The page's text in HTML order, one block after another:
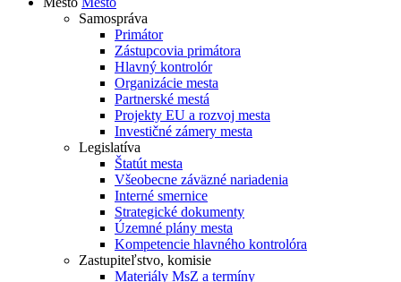
Samospráva
Primátor
Zástupcovia primátora
Hlavný kontrolór
Organizácie mesta
Partnerské mestá
Projekty EU a rozvoj mesta
Investičné zámery mesta
Legislatíva
Štatút mesta
Všeobecne záväzné nariadenia
Interné smernice
Strategické dokumenty
Územné plány mesta
Kompetencie hlavného kontrolóra
Zastupiteľstvo, komisie
Materiály MsZ a termíny